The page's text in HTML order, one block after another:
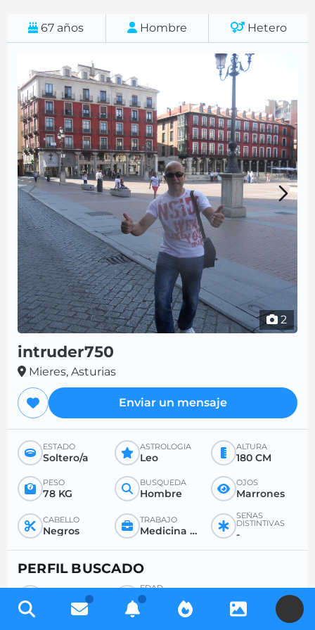
67 años Hombre Hetero
2
intruder750
Mieres, Asturias
Enviar un mensaje
ESTADO
Soltero/a
ASTROLOGÍA
Leo
ALTURA
180 CM
PESO
78 KG
BÚSQUEDA
Hombre
OJOS
Marrones
CABELLO
Negros
TRABAJO
Medicina general o especializada
SEÑAS
DISTINTIVAS
-
PERFIL BUSCADO
Mujer
EDAD
DESEADA
-